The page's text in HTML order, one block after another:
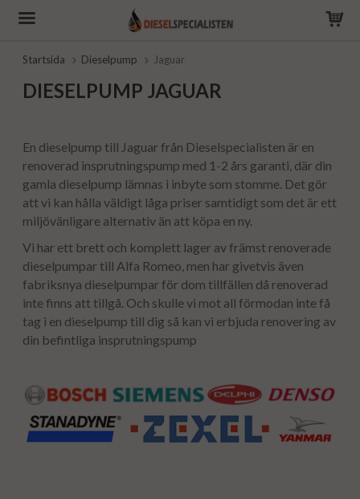
Startsida Dieselpump Jaguar
DIESELPUMP JAGUAR
En dieselpump till Jaguar från Dieselspecialisten är en
renoverad insprutningspump med 1-2 års garanti, där din
gamla dieselpump lämnas i inbyte som stomme. Det gör
att vi kan hålla väldigt låga priser samtidigt som det är ett
miljövänligare alternativ än att köpa en ny.
Vi har ett brett och komplett lager av främst renoverade
dieselpumpar till Alfa Romeo, men har givetvis även
fabriksnya dieselpumpar för dom tillfällen då renoverad
inte finns att tillgå. Och skulle vi mot all förmodan inte få
tag i en dieselpump till dig så kan vi erbjuda renovering av
din befintliga insprutningspump